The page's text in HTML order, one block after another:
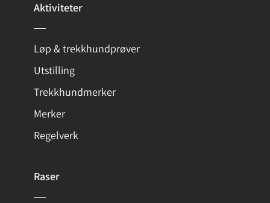
Aktiviteter
Løp & trekkhundprøver
Utstilling
Trekkhundmerker
Merker
Regelverk
Raser